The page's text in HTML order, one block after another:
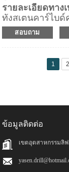
รายละเอียดทาง
ทังสเตนคาร์ไบ
1 คมตัดเกลียว
ความลึกของฟัน
การตกแต่งขอ
การดีดชิปขึ้น
เครื่องจักรกล แ
ขนาดแผง การก
การกำหนดเส้นท
สอบถาม
1 2
ข้อมูลติดต่อ
เขตอุตสาหกรรมลิ